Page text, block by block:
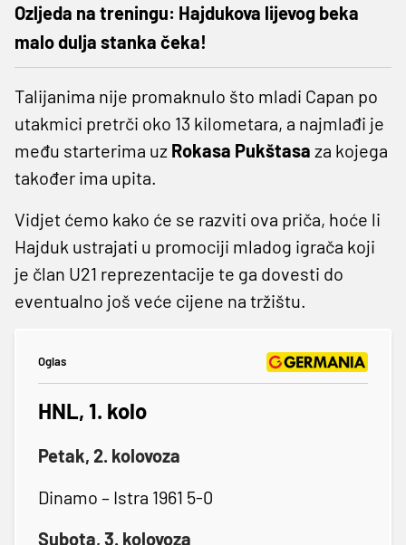
Ozljeda na treningu: Hajdukova lijevog beka
malo dulja stanka čeka!
Talijanima nije promaknulo što mladi Capan po
utakmici pretrči oko 13 kilometara, a najmlađi je
među starterima uz Rokasa Pukštasa za kojega
također ima upita.
Vidjet ćemo kako će se razviti ova priča, hoće li
Hajduk ustrajati u promociji mladog igrača koji
je član U21 reprezentacije te ga dovesti do
eventualno još veće cijene na tržištu.
Oglas
HNL, 1. kolo
Petak, 2. kolovoza
Dinamo – Istra 1961 5-0
Subota, 3. kolovoza